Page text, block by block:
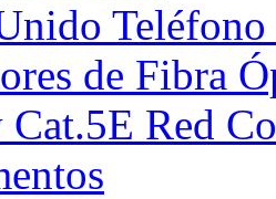
Teléfono
de Fibra
Red